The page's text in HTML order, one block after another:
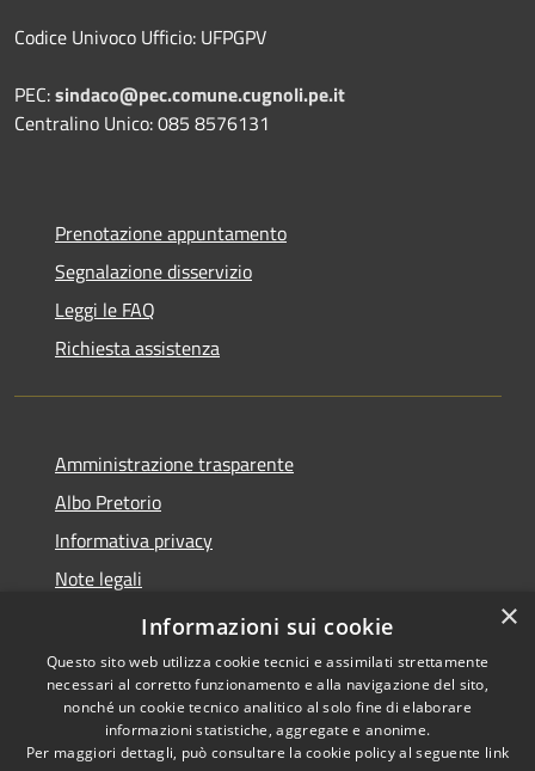
Codice Univoco Ufficio: UFPGPV
PEC:sindaco@pec.comune.cugnoli.pe.it
Centralino Unico: 085 8576131
Prenotazione appuntamento
Segnalazione disservizio
Leggi le FAQ
Richiesta assistenza
Amministrazione trasparente
Albo Pretorio
Informativa privacy
Note legali
Dichiarazione di accessibilità
Copyright © 2026 • Comune di
Cugnoli • Powered by
×
Informazioni sui cookie
Questo sito web utilizza cookie tecnici e assimilati strettamente
necessari al corretto funzionamento e alla navigazione del sito,
nonché un cookie tecnico analitico al solo fine di elaborare
informazioni statistiche, aggregate e anonime.
Per maggiori dettagli, può consultare la cookie policy al seguente link